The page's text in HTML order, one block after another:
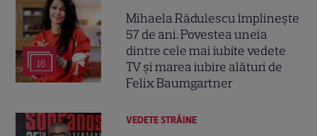
16
Mihaela Rădulescu împlinește
57 de ani. Povestea uneia
dintre cele mai iubite vedete
TV și marea iubire alături de
Felix Baumgartner
VEDETE STRĂINE